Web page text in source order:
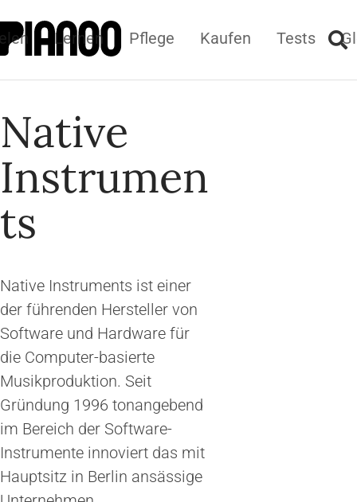
Lernen Pflege Kaufen Tests
Native
Instrumen
ts
Native Instruments ist einer
der führenden Hersteller von
Software und Hardware für
die Computer-basierte
Musikproduktion. Seit
Gründung 1996 tonangebend
im Bereich der Software-
Instrumente innoviert das mit
Hauptsitz in Berlin ansässige